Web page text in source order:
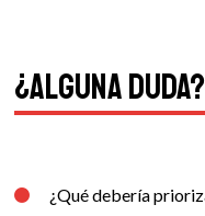
¿Alguna duda?
 ¿Qué debería